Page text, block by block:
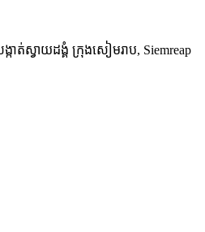
ាត់ស្វាយដង្គំ ក្រុងសៀមរាប, Siemreap